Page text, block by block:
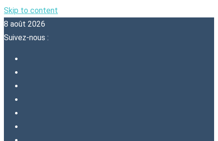
Skip to content
8 août 2026
Suivez-nous :